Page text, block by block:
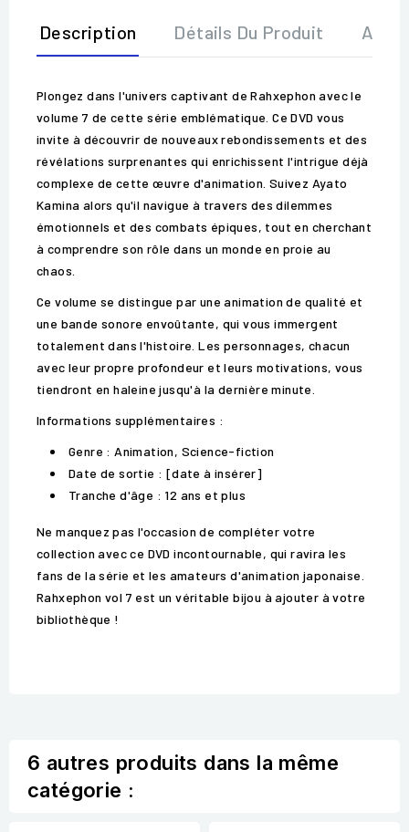
Description Détails Du Produit Avis
Plongez dans l'univers captivant de Rahxephon avec le
volume 7 de cette série emblématique. Ce DVD vous
invite à découvrir de nouveaux rebondissements et des
révélations surprenantes qui enrichissent l'intrigue déjà
complexe de cette œuvre d'animation. Suivez Ayato
Kamina alors qu'il navigue à travers des dilemmes
émotionnels et des combats épiques, tout en cherchant
à comprendre son rôle dans un monde en proie au
chaos.
Ce volume se distingue par une animation de qualité et
une bande sonore envoûtante, qui vous immergent
totalement dans l'histoire. Les personnages, chacun
avec leur propre profondeur et leurs motivations, vous
tiendront en haleine jusqu'à la dernière minute.
Informations supplémentaires :
Genre : Animation, Science-fiction
Date de sortie : [date à insérer]
Tranche d'âge : 12 ans et plus
Ne manquez pas l'occasion de compléter votre
collection avec ce DVD incontournable, qui ravira les
fans de la série et les amateurs d'animation japonaise.
Rahxephon vol 7 est un véritable bijou à ajouter à votre
bibliothèque !
6 autres produits dans la même
catégorie :